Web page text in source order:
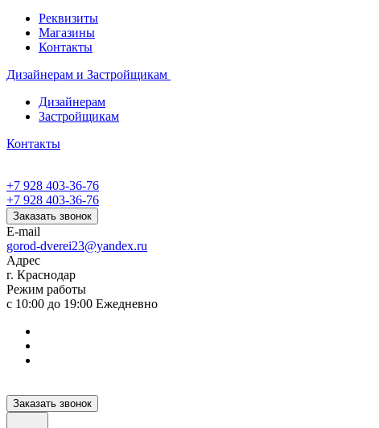
Реквизиты
Магазины
Контакты
Дизайнерам и Застройщикам
Дизайнерам
Застройщикам
Контакты
+7 928 403-36-76
+7 928 403-36-76
Заказать звонок
E-mail
gorod-dverei23@yandex.ru
Адрес
г. Краснодар
Режим работы
с 10:00 до 19:00 Ежедневно
Заказать звонок